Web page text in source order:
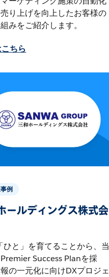
り上げを向上したお客様の
みをご紹介します。
ちら
例
ールディングス株式会
ひと」を育てることから、当
Success Planを採
の一元化に向けDXプロジェ